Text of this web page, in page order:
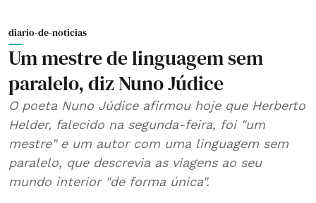
diario-de-noticias
Um mestre de linguagem sem
paralelo, diz Nuno Júdice
O poeta Nuno Júdice afirmou hoje que Herberto
Helder, falecido na segunda-feira, foi "um
mestre" e um autor com uma linguagem sem
paralelo, que descrevia as viagens ao seu
mundo interior "de forma única".